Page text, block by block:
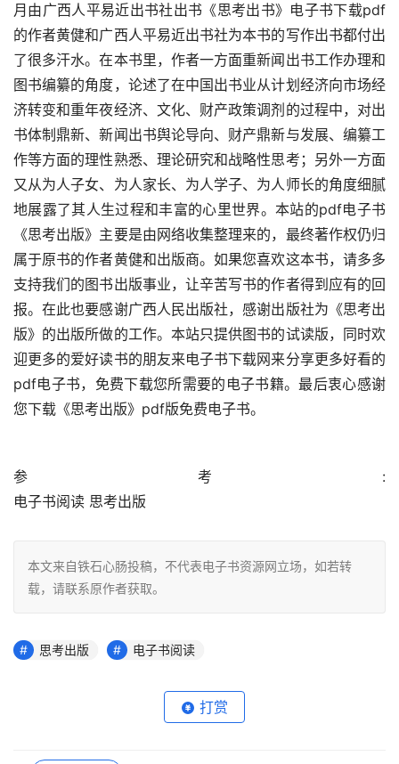
月由广西人平易近出书社出书《思考出书》电子书下载pdf
的作者黄健和广西人平易近出书社为本书的写作出书都付出
了很多汗水。在本书里，作者一方面重新闻出书工作办理和
图书编纂的角度，论述了在中国出书业从计划经济向市场经
济转变和重年夜经济、文化、财产政策调剂的过程中，对出
书体制鼎新、新闻出书舆论导向、财产鼎新与发展、编纂工
作等方面的理性熟悉、理论研究和战略性思考；另外一方面
又从为人子女、为人家长、为人学子、为人师长的角度细腻
地展露了其人生过程和丰富的心里世界。本站的pdf电子书
《思考出版》主要是由网络收集整理来的，最终著作权仍归
属于原书的作者黄健和出版商。如果您喜欢这本书，请多多
支持我们的图书出版事业，让辛苦写书的作者得到应有的回
报。在此也要感谢广西人民出版社，感谢出版社为《思考出
版》的出版所做的工作。本站只提供图书的试读版，同时欢
迎更多的爱好读书的朋友来电子书下载网来分享更多好看的
pdf电子书，免费下载您所需要的电子书籍。最后衷心感谢
您下载《思考出版》pdf版免费电子书。
参考:
电子书阅读 思考出版
本文来自铁石心肠投稿，不代表电子书资源网立场，如若转
载，请联系原作者获取。
思考出版 电子书阅读
打赏